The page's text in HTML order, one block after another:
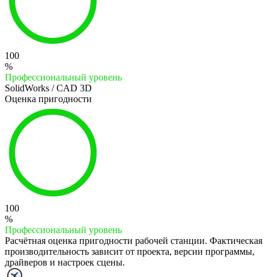
100
%
Профессиональный уровень
SolidWorks / CAD 3D
Оценка пригодности
100
%
Профессиональный уровень
Расчётная оценка пригодности рабочей станции. Фактическая
производительность зависит от проекта, версии программы,
драйверов и настроек сцены.